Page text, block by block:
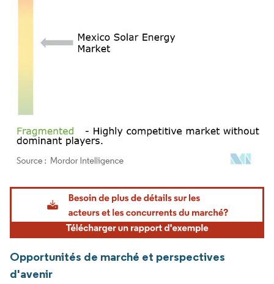
Image © Mordor Intelligence. La réutilisation nécessite une attribution sous CC BY
Opportunités de marché et perspectives
d'avenir